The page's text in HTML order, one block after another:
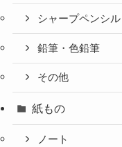
シャープペンシル
鉛筆・色鉛筆
その他
紙もの
ノート